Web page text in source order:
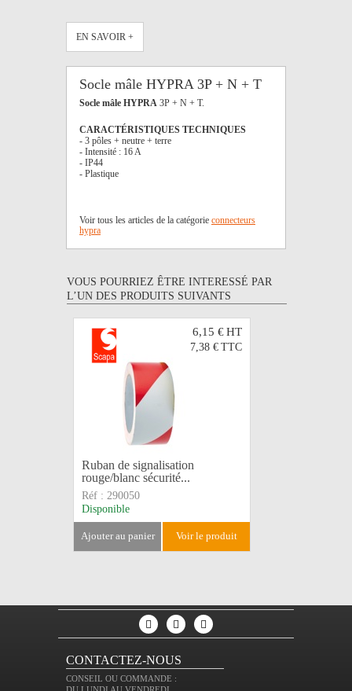
EN SAVOIR +
Socle mâle HYPRA 3P + N + T
Socle mâle HYPRA 3P + N + T.
CARACTÉRISTIQUES TECHNIQUES
- 3 pôles + neutre + terre
- Intensité : 16 A
- IP44
- Plastique
Voir tous les articles de la catégorie connecteurs
hypra
VOUS POURRIEZ ÊTRE INTERESSÉ PAR
L’UN DES PRODUITS SUIVANTS
6,15 €HT
7,38 € TTC
Ruban de signalisation
rouge/blanc sécurité...
Réf : 290050
Disponible
ajouter au panier voir le produit
CONTACTEZ-NOUS
CONSEIL OU COMMANDE :